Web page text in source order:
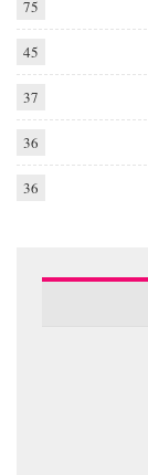
75
45
37
36
36